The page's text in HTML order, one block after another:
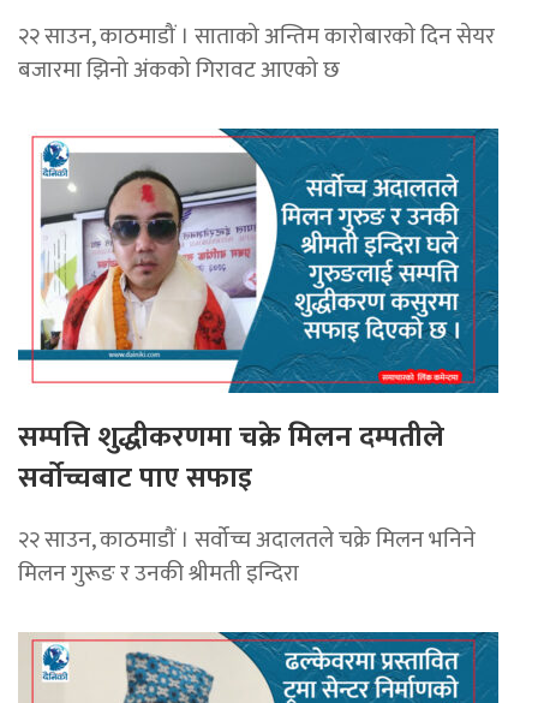
२२ साउन, काठमाडौं । साताको अन्तिम कारोबारकाे दिन सेयर
बजारमा झिनो अंकको गिरावट आएको छ
सम्पत्ति शुद्धीकरणमा चक्रे मिलन दम्पतीले
सर्वोच्चबाट पाए सफाइ
२२ साउन, काठमाडौं । सर्वोच्च अदालतले चक्रे मिलन भनिने
मिलन गुरूङ र उनकी श्रीमती इन्दिरा